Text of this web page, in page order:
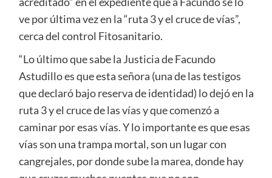
ve por última vez en la “ruta 3 y el cruce de vías”,
cerca del control Fitosanitario.
“Lo último que sabe la Justicia de Facundo
Astudillo es que esta señora (una de las testigos
que declaró bajo reserva de identidad) lo dejó en la
ruta 3 y el cruce de las vías y que comenzó a
caminar por esas vías. Y lo importante es que esas
vías son una trampa mortal, son un lugar con
cangrejales, por donde sube la marea, donde hay